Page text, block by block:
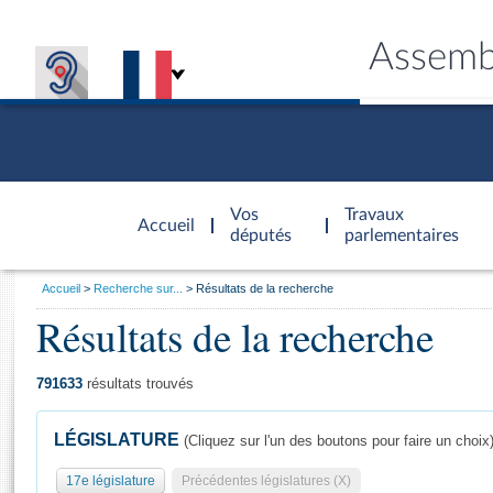
Accueil
d'accueil
Vos
députés
Travaux
parlementaires
Général
Vous
Accueil Recherche sur... Résultats de la recherche
Résultats de la recherche
791633 résultats trouvés
LÉGISLATURE (Cliquez sur l'un des boutons pour faire un choix)
17e législature Précédentes législatures (X)